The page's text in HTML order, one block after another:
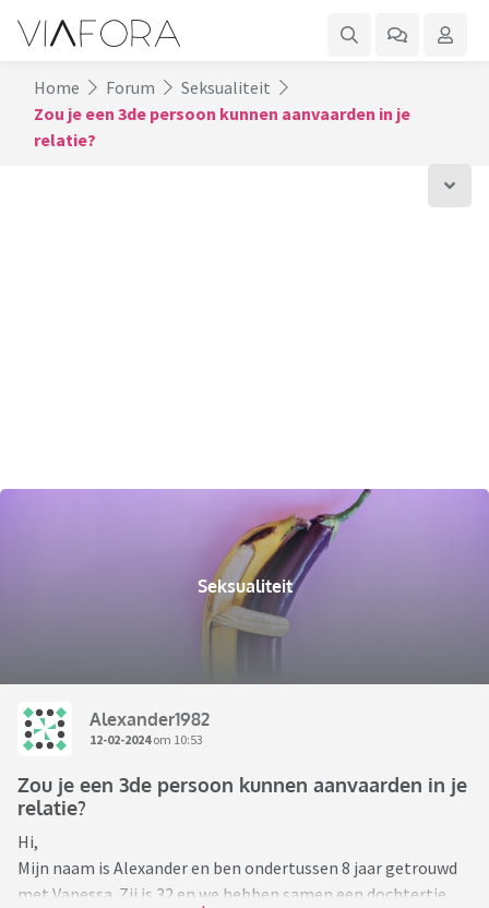
Home Forum
Seksualiteit
Zou je een 3de persoon kunnen aanvaarden in je
relatie?
Seksualiteit
Alexander1982
12-02-2024om 10:53
Zou je een 3de persoon kunnen aanvaarden in je
relatie?
Hi,
Mijn naam is Alexander en ben ondertussen 8 jaar getrouwd
met Vanessa. Zij is 32 en we hebben samen een dochtertje.